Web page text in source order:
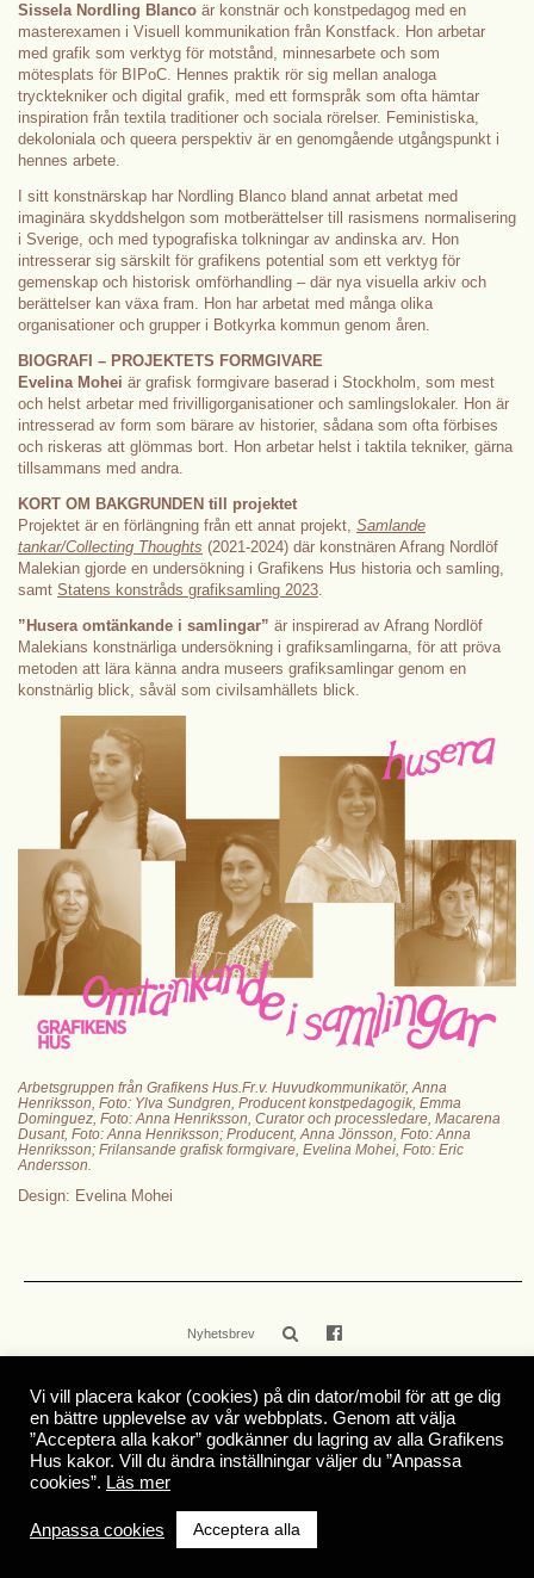
Sissela Nordling Blanco är konstnär och konstpedagog med en
masterexamen i Visuell kommunikation från Konstfack. Hon arbetar
med grafik som verktyg för motstånd, minnesarbete och som
mötesplats för BIPoC. Hennes praktik rör sig mellan analoga
trycktekniker och digital grafik, med ett formspråk som ofta hämtar
inspiration från textila traditioner och sociala rörelser. Feministiska,
dekoloniala och queera perspektiv är en genomgående utgångspunkt i
hennes arbete.
I sitt konstnärskap har Nordling Blanco bland annat arbetat med
imaginära skyddshelgon som motberättelser till rasismens normalisering
i Sverige, och med typografiska tolkningar av andinska arv. Hon
intresserar sig särskilt för grafikens potential som ett verktyg för
gemenskap och historisk omförhandling – där nya visuella arkiv och
berättelser kan växa fram. Hon har arbetat med många olika
organisationer och grupper i Botkyrka kommun genom åren.
BIOGRAFI – PROJEKTETS FORMGIVARE
Evelina Mohei är grafisk formgivare baserad i Stockholm, som mest
och helst arbetar med frivilligorganisationer och samlingslokaler. Hon är
intresserad av form som bärare av historier, sådana som ofta förbises
och riskeras att glömmas bort. Hon arbetar helst i taktila tekniker, gärna
tillsammans med andra.
KORT OM BAKGRUNDEN till projektet
Projektet är en förlängning från ett annat projekt, Samlande
tankar/Collecting Thoughts (2021-2024) där konstnären Afrang Nordlöf
Malekian gjorde en undersökning i Grafikens Hus historia och samling,
samt Statens konstråds grafiksamling 2023.
”Husera omtänkande i samlingar” är inspirerad av Afrang Nordlöf
Malekians konstnärliga undersökning i grafiksamlingarna, för att pröva
metoden att lära känna andra museers grafiksamlingar genom en
konstnärlig blick, såväl som civilsamhällets blick.
Arbetsgruppen från Grafikens Hus.Fr.v. Huvudkommunikatör, Anna
Henriksson, Foto: Ylva Sundgren, Producent konstpedagogik, Emma
Dominguez, Foto: Anna Henriksson, Curator och processledare, Macarena
Dusant, Foto: Anna Henriksson; Producent, Anna Jönsson, Foto: Anna
Henriksson; Frilansande grafisk formgivare, Evelina Mohei, Foto: Eric
Andersson.
Design: Evelina Mohei
Nyhetsbrev
© 2026 Grafikens Hus c/o SITE
Mårbackagatan 5C, Hus H
123 43 Farsta
info@grafikenshus.se
Ansvarig utgivare: Kristina Beckmann
Vi vill placera kakor (cookies) på din dator/mobil för att ge dig
en bättre upplevelse av vår webbplats. Genom att välja
”Acceptera alla kakor” godkänner du lagring av alla Grafikens
Hus kakor. Vill du ändra inställningar väljer du ”Anpassa
cookies”. Läs mer
Anpassa cookies Acceptera alla